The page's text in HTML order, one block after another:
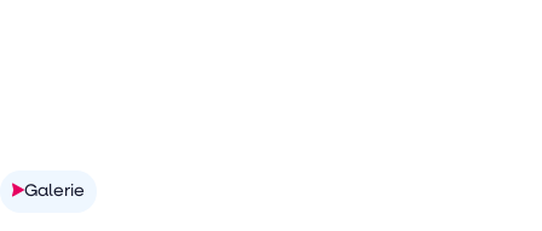
Galerie